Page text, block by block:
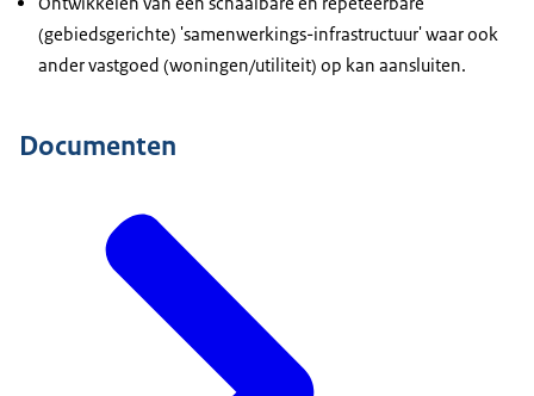
(gebiedsgerichte) 'samenwerkings-infrastructuur' waar ook
ander vastgoed (woningen/utiliteit) op kan aansluiten.
Documenten